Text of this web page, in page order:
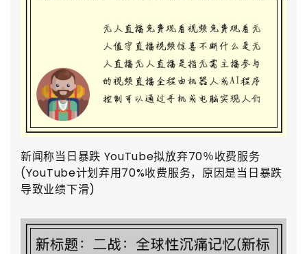
新闻称当日暴跌 YouTube拟放弃70％收费服务
(YouTube计划弃用70%收费服务，原因是当日暴跌
导致业绩下滑)